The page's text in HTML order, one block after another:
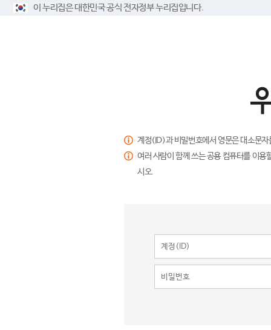
이 누리집은 대한민국 공식 전자정부 누리집입니다.
계정(ID)과 비밀번호에서 영문은 대소문
여러 사람이 함께 쓰는 공용 컴퓨터를 이
시오.